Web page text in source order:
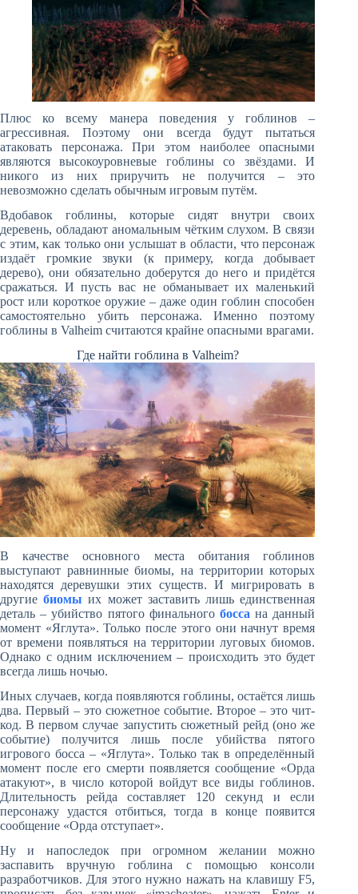
Плюс ко всему манера поведения у гоблинов –
агрессивная. Поэтому они всегда будут пытаться
атаковать персонажа. При этом наиболее опасными
являются высокоуровневые гоблины со звёздами. И
никого из них приручить не получится – это
невозможно сделать обычным игровым путём.
Вдобавок гоблины, которые сидят внутри своих
деревень, обладают аномальным чётким слухом. В связи
с этим, как только они услышат в области, что персонаж
издаёт громкие звуки (к примеру, когда добывает
дерево), они обязательно доберутся до него и придётся
сражаться. И пусть вас не обманывает их маленький
рост или короткое оружие – даже один гоблин способен
самостоятельно убить персонажа. Именно поэтому
гоблины в Valheim считаются крайне опасными врагами.
Где найти гоблина в Valheim?
В качестве основного места обитания гоблинов
выступают равнинные биомы, на территории которых
находятся деревушки этих существ. И мигрировать в
другиебиомы их может заставить лишь единственная
деталь – убийство пятого финального босса на данный
момент «Яглута». Только после этого они начнут время
от времени появляться на территории луговых биомов.
Однако с одним исключением – происходить это будет
всегда лишь ночью.
Иных случаев, когда появляются гоблины, остаётся лишь
два. Первый – это сюжетное событие. Второе – это чит-
код. В первом случае запустить сюжетный рейд (оно же
событие) получится лишь после убийства пятого
игрового босса – «Яглута». Только так в определённый
момент после его смерти появляется сообщение «Орда
атакуют», в число которой войдут все виды гоблинов.
Длительность рейда составляет 120 секунд и если
персонажу удастся отбиться, тогда в конце появится
сообщение «Орда отступает».
Ну и напоследок при огромном желании можно
заспавить вручную гоблина с помощью консоли
разработчиков. Для этого нужно нажать на клавишу F5,